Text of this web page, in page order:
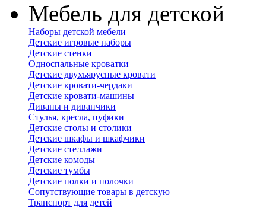
Мебель для детской
Наборы детской мебели
Детские игровые наборы
Детские стенки
Односпальные кроватки
Детские двухъярусные кровати
Детские кровати-чердаки
Детские кровати-машины
Диваны и диванчики
Стулья, кресла, пуфики
Детские столы и столики
Детские шкафы и шкафчики
Детские стеллажи
Детские комоды
Детские тумбы
Детские полки и полочки
Сопутствующие товары в детскую
Транспорт для детей